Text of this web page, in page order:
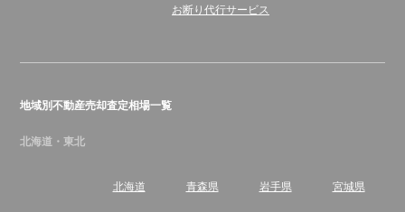
お断り代行サービス
地域別不動産売却査定相場一覧
北海道・東北
北海道 青森県 岩手県 宮城県